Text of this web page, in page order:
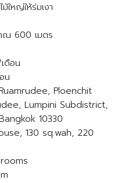
หญ่ให้ร่มเงา
ณ 600 เมตร
ดือน
น
Ploenchit
Lumpini Subdistrict,
10330
130 sq.wah, 220